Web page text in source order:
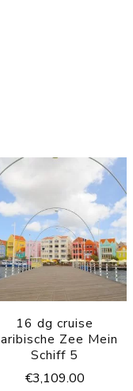
16 dg cruise
Zee Mein
Schiff 5
€3,109.00